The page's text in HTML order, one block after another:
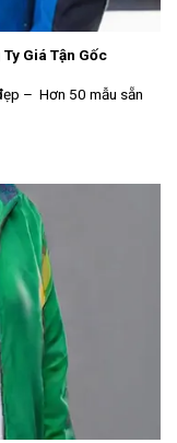
Giá Tận Gốc
– Hơn 50 mẫu sẵn